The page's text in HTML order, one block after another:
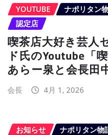
YOUTUBE ナポリタン
認定店
喫茶店大好き芸人
ド氏のYoutube「
あらー泉と会長田
会長 4月 1, 2026
お知らせ ナポリタン物